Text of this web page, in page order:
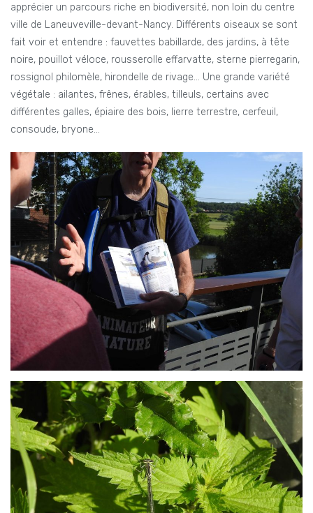
apprécier un parcours riche en biodiversité, non loin du centre
ville de Laneuveville-devant-Nancy. Différents oiseaux se sont
fait voir et entendre : fauvettes babillarde, des jardins, à tête
noire, pouillot véloce, rousserolle effarvatte, sterne pierregarin,
rossignol philomèle, hirondelle de rivage… Une grande variété
végétale : ailantes, frênes, érables, tilleuls, certains avec
différentes galles, épiaire des bois, lierre terrestre, cerfeuil,
consoude, bryone…